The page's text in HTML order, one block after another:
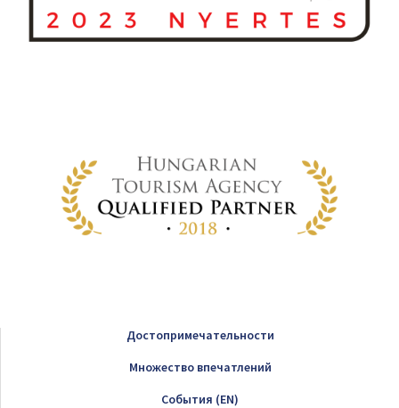
Достопримечательности
Множество впечатлений
Cобытия (EN)